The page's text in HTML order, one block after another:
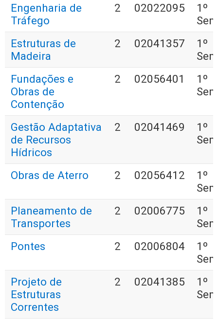
Engenharia de
Tráfego
2 02022095
1º
Estruturas de
Madeira
2 02041357
1º
Fundações e
Obras de
Contenção
2 02056401
1º
Gestão Adaptativa
de Recursos
Hídricos
2 02041469
1º
Obras de Aterro 2 02056412
1º
Planeamento de
Transportes
2 02006775
1º
Pontes
2 02006804
1º
Projeto de
Estruturas
Correntes
2 02041385
1º